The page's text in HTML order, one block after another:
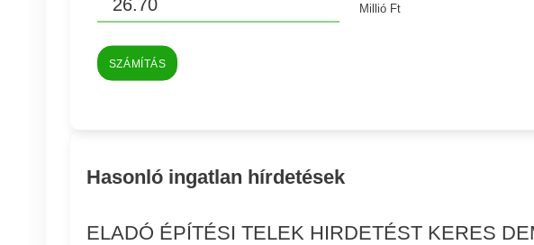
Millió Ft
SZÁMÍTÁS
Hasonló ingatlan hírdetések
ELADÓ ÉPÍTÉSI TELEK HIRDETÉST KERES